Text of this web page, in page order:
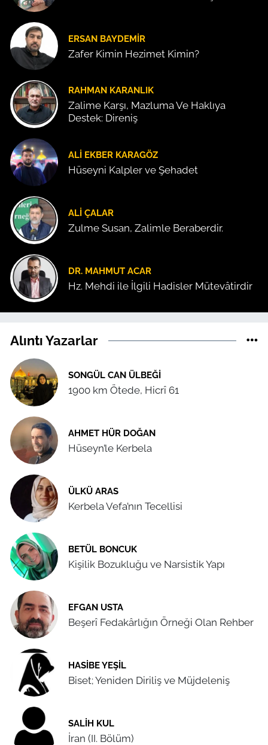
ERSAN BAYDEMIR
Zafer Kimin Hezimet Kimin?
RAHMAN KARANLIK
Zalime Karşı, Mazluma Ve Haklıya
Destek: Direniş
ALI EKBER KARAGÖZ
Hüseyni Kalpler ve Şehadet
ALI ÇALAR
Zulme Susan, Zalimle Beraberdir.
DR. MAHMUT ACAR
Hz. Mehdi ile İlgili Hadisler Mütevâtirdir
Alıntı Yazarlar
SONGÜL CAN ÜLBEĞI
1900 km Ötede, Hicrî 61
AHMET HÜR DOĞAN
Hüseyn’le Kerbela
ÜLKÜ ARAS
Kerbela Vefa’nın Tecellisi
BETÜL BONCUK
Kişilik Bozukluğu ve Narsistik Yapı
EFGAN USTA
Beşerî Fedakârlığın Örneği Olan Rehber
HASIBE YEŞIL
Biset; Yeniden Diriliş ve Müjdeleniş
SALIH KUL
İran (II. Bölüm)